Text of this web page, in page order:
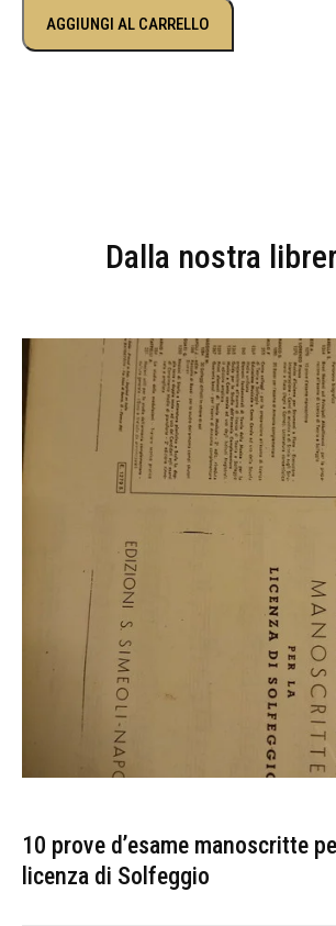
AGGIUNGI AL CARRELLO
Dalla nostra
10 prove d’esame manoscritte
licenza di Solfeggio